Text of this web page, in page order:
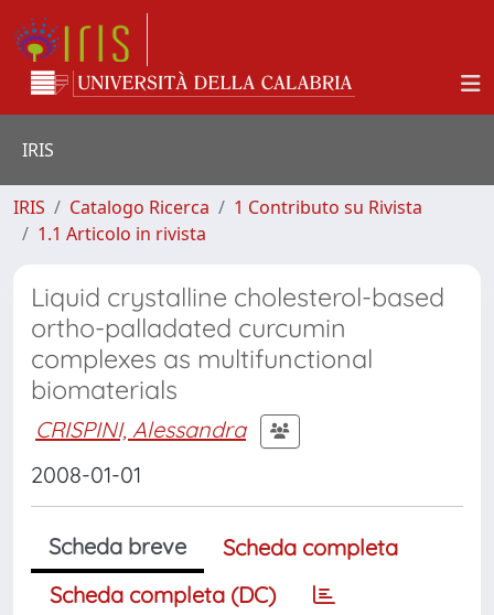
IRIS
IRIS Catalogo Ricerca
1 Contributo su Rivista
1.1 Articolo in rivista
Liquid crystalline cholesterol-based
ortho-palladated curcumin
complexes as multifunctional
biomaterials
CRISPINI, Alessandra
2008-01-01
Scheda breve
Scheda completa
Scheda completa (DC)